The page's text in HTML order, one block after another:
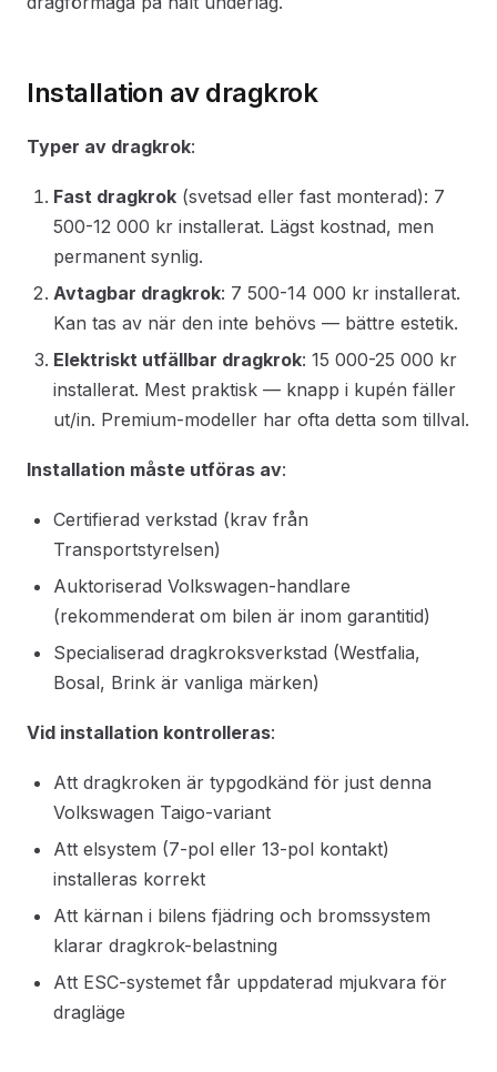
Installation av dragkrok
Typer av dragkrok:
Fast dragkrok (svetsad eller fast monterad): 7
500-12 000 kr installerat. Lägst kostnad, men
permanent synlig.
Avtagbar dragkrok: 7 500-14 000 kr installerat.
Kan tas av när den inte behövs — bättre estetik.
Elektriskt utfällbar dragkrok: 15 000-25 000 kr
installerat. Mest praktisk — knapp i kupén fäller
ut/in. Premium-modeller har ofta detta som tillval.
Installation måste utföras av:
Certifierad verkstad (krav från
Transportstyrelsen)
Auktoriserad Volkswagen-handlare
(rekommenderat om bilen är inom garantitid)
Specialiserad dragkroksverkstad (Westfalia,
Bosal, Brink är vanliga märken)
Vid installation kontrolleras:
Att dragkroken är typgodkänd för just denna
Volkswagen Taigo-variant
Att elsystem (7-pol eller 13-pol kontakt)
installeras korrekt
Att kärnan i bilens fjädring och bromssystem
klarar dragkrok-belastning
Att ESC-systemet får uppdaterad mjukvara för
dragläge